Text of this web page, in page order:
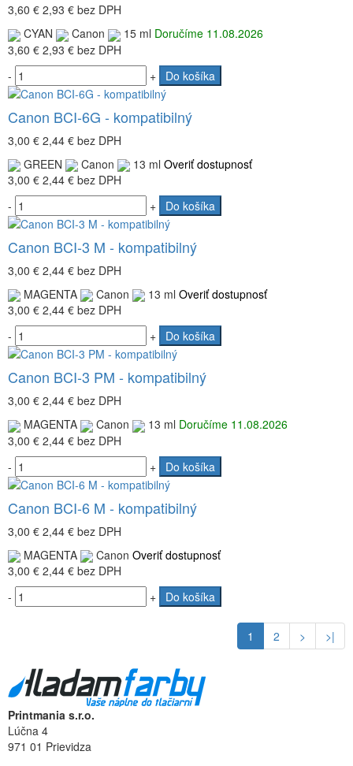
3,60 € 2,93 € bez DPH
CYAN
Canon 15 ml Doručíme 11.08.2026
3,60 € 2,93 € bez DPH
-
+ Do košíka
Canon BCI-6G - kompatibilný
3,00 € 2,44 € bez DPH
GREEN
Canon 13 ml Overiť dostupnosť
3,00 € 2,44 € bez DPH
-
+ Do košíka
Canon BCI-3 M - kompatibilný
3,00 € 2,44 € bez DPH
MAGENTA
Canon 13 ml Overiť dostupnosť
3,00 € 2,44 € bez DPH
-
+ Do košíka
Canon BCI-3 PM - kompatibilný
3,00 € 2,44 € bez DPH
MAGENTA
Canon 13 ml Doručíme 11.08.2026
3,00 € 2,44 € bez DPH
-
+ Do košíka
Canon BCI-6 M - kompatibilný
3,00 € 2,44 € bez DPH
MAGENTA
Canon Overiť dostupnosť
3,00 € 2,44 € bez DPH
-
+ Do košíka
1 2 > >|
Printmania s.r.o.
Lúčna 4
971 01 Prievidza